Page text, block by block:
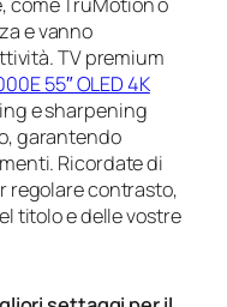
e vanno
TV premium
55″ OLED 4K
e sharpening
garantendo
Ricordate di
regolare contrasto,
titolo e delle vostre